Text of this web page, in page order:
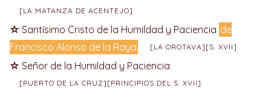
[LA MATANZA DE ACENTEJO]
Santísimo Cristo de la Humildad y Paciencia de
Francisco Alonso de la Raya
[LA OROTAVA][S. XVII]
Señor de la Humildad y Paciencia
[PUERTO DE LA CRUZ][PRINCIPIOS DEL S. XVII]